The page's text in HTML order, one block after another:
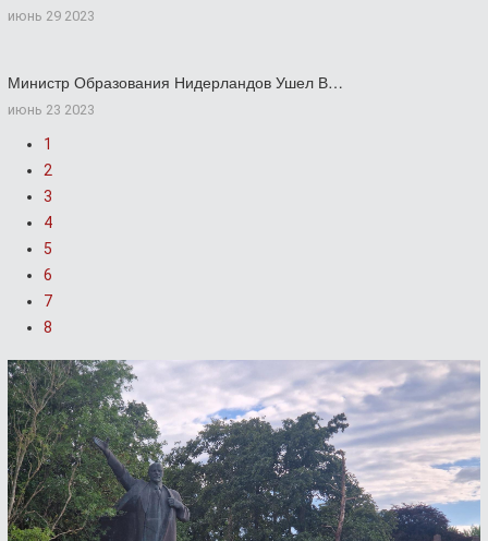
июнь 29 2023
Министр Образования Нидерландов Ушел В…
июнь 23 2023
1
2
3
4
5
6
7
8